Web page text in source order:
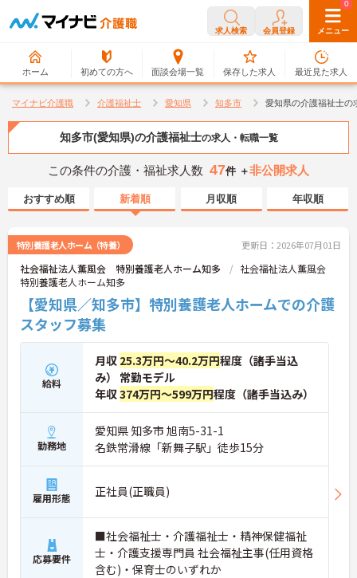
求人検索 会員登録 メニュー
ホーム 初めての方へ 面談会場一覧
0
保存した求人
0
最近見た求人
マイナビ介護職 介護福祉士 愛知県 知多市 愛知県の介護福祉士の
知多市(愛知県)の介護福祉士の求人・転職一覧
この条件の介護・福祉求人数 47件 ＋非公開求人
おすすめ順 新着順 月収順 年収順
特別養護老人ホーム（特養） 更新日：2026年07月01日
社会福祉法人薫風会 特別養護老人ホーム知多
社会福祉法人薫風会
特別養護老人ホーム知多
【愛知県／知多市】特別養護老人ホームでの介護
スタッフ募集
給料
月収 25.3万円～40.2万円程度（諸手当込
み） 常勤モデル
年収374万円～599万円程度（諸手当込み）
勤務地
愛知県 知多市 旭南5-31-1
名鉄常滑線「新舞子駅」徒歩15分
雇用形態 正社員(正職員)
応募要件
■社会福祉士・介護福祉士・精神保健福祉
士・介護支援専門員 社会福祉主事(任用資格
含む)・保育士のいずれか